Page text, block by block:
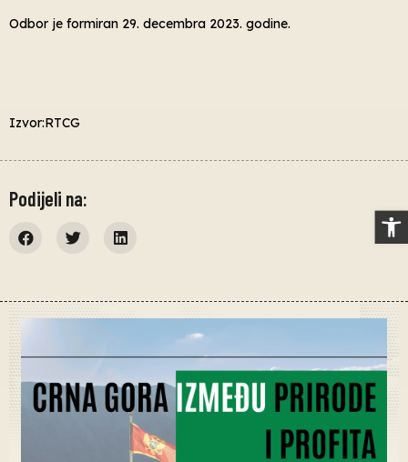
Odbor je formiran 29. decembra 2023. godine.
Izvor:RTCG
Podijeli na: